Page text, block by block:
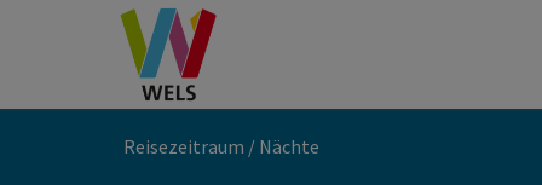
Zum Inhalt Accesskey
[0]
Zur NavigationAccesskey
[1]
Zum Seitenanfang Accesskey
[2]
Reisezeitraum / Nächte